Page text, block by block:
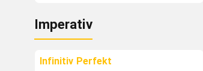
Imperativ
Infinitiv Perfekt